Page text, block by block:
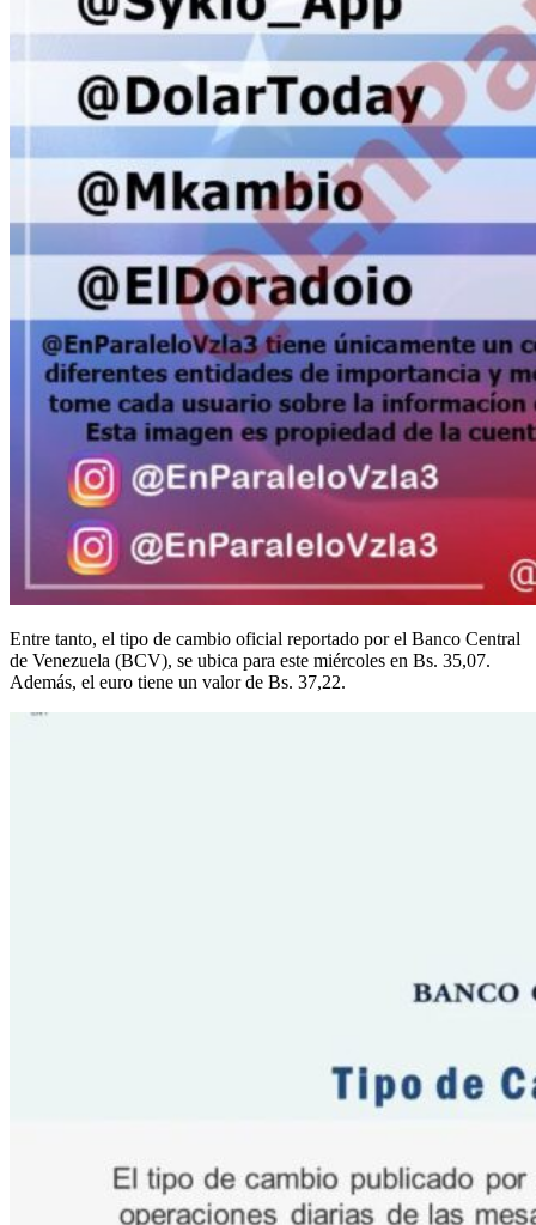
Entre tanto, el tipo de cambio oficial reportado por el Banco Central
de Venezuela (BCV), se ubica para este miércoles en Bs. 35,07.
Además, el euro tiene un valor de Bs. 37,22.